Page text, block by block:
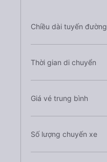
Chiều dài tuyến đường
Thời gian di chuyển
Giá vé trung bình
Số lượng chuyến xe